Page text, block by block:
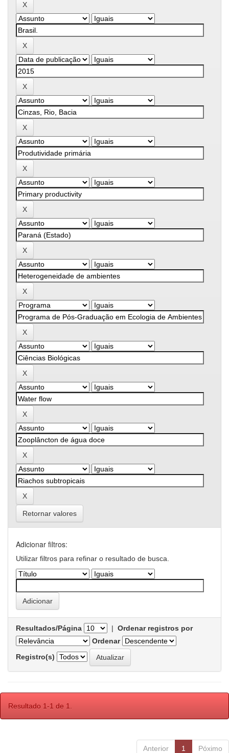
Retornar valores
Adicionar filtros:
Utilizar filtros para refinar o resultado de busca.
Resultados/Página | Ordenar registros por
Ordenar
Registro(s)
Resultado 1-1 de 1.
Anterior 1 Póximo